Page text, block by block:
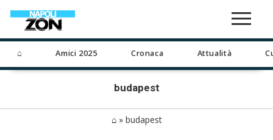
⌂ Amici 2025 Cronaca Attualità
budapest
⌂» budapest